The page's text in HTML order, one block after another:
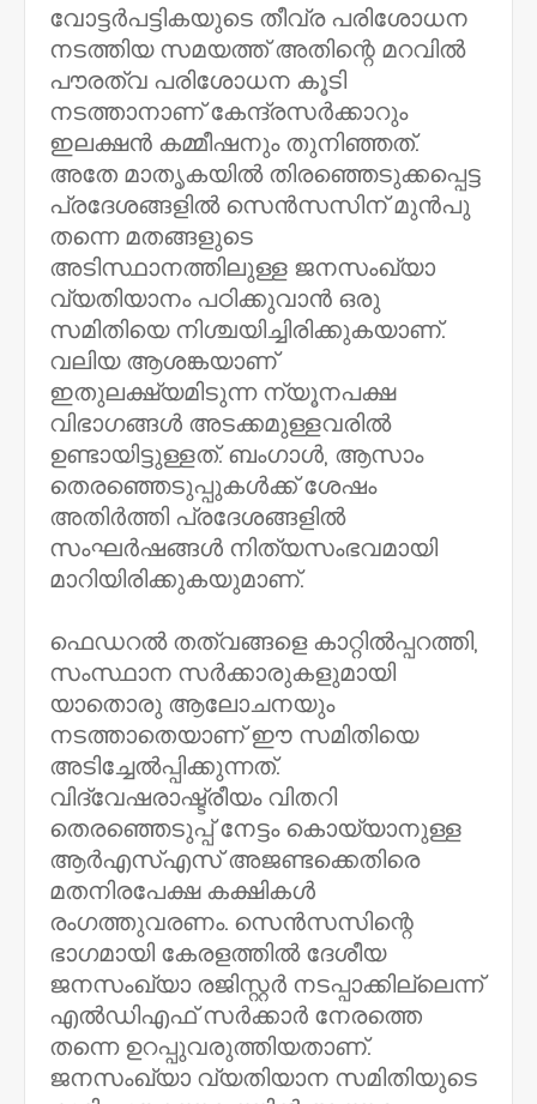
വോട്ടർപട്ടികയുടെ തീവ്ര പരിശോധന
നടത്തിയ സമയത്ത് അതിന്റെ മറവിൽ
പൗരത്വ പരിശോധന കൂടി
നടത്താനാണ് കേന്ദ്രസർക്കാറും
ഇലക്ഷൻ കമ്മീഷനും തുനിഞ്ഞത്.
അതേ മാതൃകയിൽ തിരഞ്ഞെടുക്കപ്പെട്ട
പ്രദേശങ്ങളിൽ സെൻസസിന് മുൻപു
തന്നെ മതങ്ങളുടെ
അടിസ്ഥാനത്തിലുള്ള ജനസംഖ്യാ
വ്യതിയാനം പഠിക്കുവാൻ ഒരു
സമിതിയെ നിശ്ചയിച്ചിരിക്കുകയാണ്.
വലിയ ആശങ്കയാണ്
ഇതുലക്ഷ്യമിടുന്ന ന്യൂനപക്ഷ
വിഭാഗങ്ങൾ അടക്കമുള്ളവരിൽ
ഉണ്ടായിട്ടുള്ളത്. ബംഗാൾ, ആസാം
തെരഞ്ഞെടുപ്പുകൾക്ക് ശേഷം
അതിർത്തി പ്രദേശങ്ങളിൽ
സംഘർഷങ്ങൾ നിത്യസംഭവമായി
മാറിയിരിക്കുകയുമാണ്.
ഫെഡറൽ തത്വങ്ങളെ കാറ്റിൽപ്പറത്തി,
സംസ്ഥാന സർക്കാരുകളുമായി
യാതൊരു ആലോചനയും
നടത്താതെയാണ് ഈ സമിതിയെ
അടിച്ചേൽപ്പിക്കുന്നത്.
വിദ്വേഷരാഷ്ട്രീയം വിതറി
തെരഞ്ഞെടുപ്പ് നേട്ടം കൊയ്യാനുള്ള
ആർഎസ്എസ് അജണ്ടക്കെതിരെ
മതനിരപേക്ഷ കക്ഷികൾ
രംഗത്തുവരണം. സെൻസസിന്റെ
ഭാഗമായി കേരളത്തിൽ ദേശീയ
ജനസംഖ്യാ രജിസ്റ്റർ നടപ്പാക്കില്ലെന്ന്
എൽഡിഎഫ് സർക്കാർ നേരത്തെ
തന്നെ ഉറപ്പുവരുത്തിയതാണ്.
ജനസംഖ്യാ വ്യതിയാന സമിതിയുടെ